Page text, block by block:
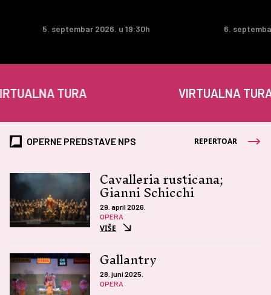
5. septembar 2026. u 19:30h 6.
TURA VIRTUALNA TURA
OPERNE PREDSTAVE NPS REPERTOAR
Cavalleria rusticana;
Gianni Schicchi
29. april 2026.
OPERA
VIŠE
Gallantry
28. juni 2025.
OPERA